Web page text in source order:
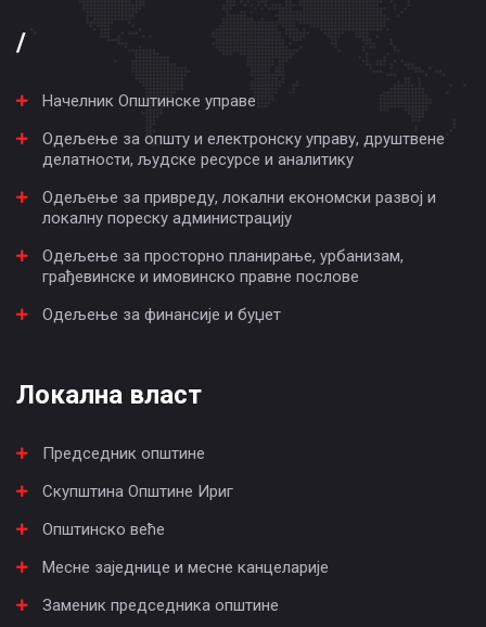
/
Начелник Општинске управе
Одељење за општу и електронску управу, друштвене
делатности, људске ресурсе и аналитику
Одељење за привреду, локални економски развој и
локалну пореску администрацију
Одељење за просторно планирање, урбанизам,
грађевинске и имовинско правне послове
Одељење за финансије и буџет
Локална власт
Председник општине
Скупштина Општине Ириг
Општинско веће
Месне заједнице и месне канцеларије
Заменик председника општине